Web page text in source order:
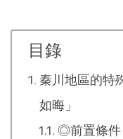
目錄
秦川地區的特
如晦」
◎前置條件